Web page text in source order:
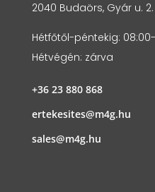
2040 Budaörs, Gyár u. 2.
Hétfőtől-péntekig: 08:00-
Hétvégén: zárva
+36 23 880 868
ertekesites@m4g.hu
sales@m4g.hu